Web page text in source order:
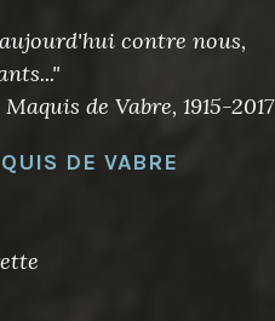
contre nous,
de Vabre, 1915-2017
DE VABRE